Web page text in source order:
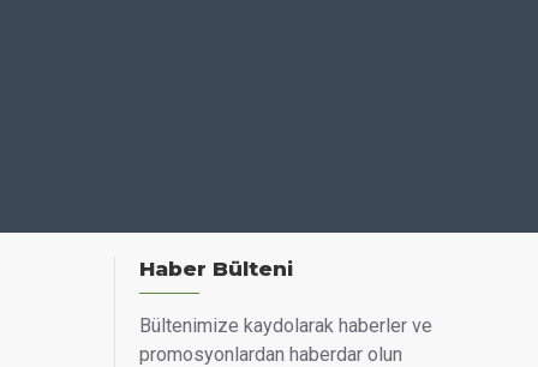
Haber Bülteni
Bültenimize kaydolarak haberler ve
promosyonlardan haberdar olun